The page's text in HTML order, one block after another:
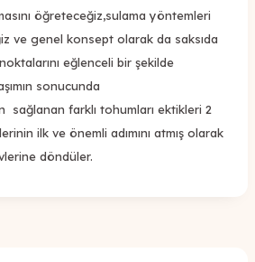
öğreteceğiz,sulama yöntemleri
ve genel konsept olarak da saksıda
eğlenceli bir şekilde
sonucunda
sağlanan farklı tohumları ektikleri 2
ilk ve önemli adımını atmış olarak
döndüler.